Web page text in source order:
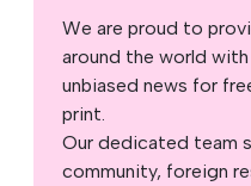
We are proud to
around the world
unbiased news for
print.
Our dedicated team
community, foreign